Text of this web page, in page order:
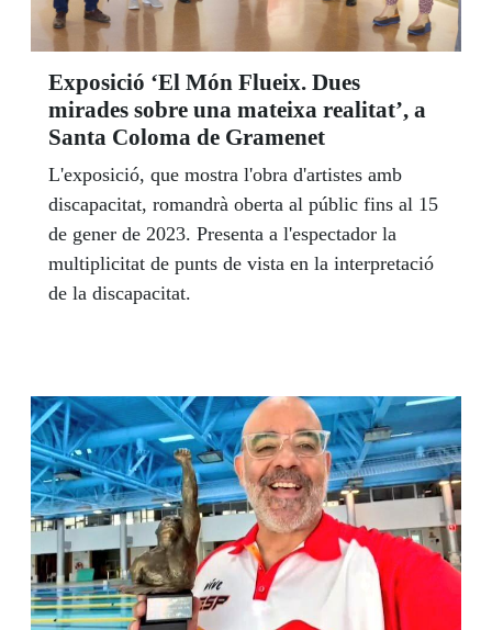
Exposició ‘El Món Flueix. Dues
mirades sobre una mateixa realitat’, a
Santa Coloma de Gramenet
L'exposició, que mostra l'obra d'artistes amb
discapacitat, romandrà oberta al públic fins al 15
de gener de 2023. Presenta a l'espectador la
multiplicitat de punts de vista en la interpretació
de la discapacitat.